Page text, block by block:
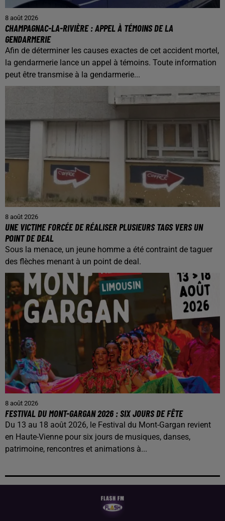
8 août 2026
CHAMPAGNAC-LA-RIVIÈRE : APPEL À TÉMOINS DE LA
GENDARMERIE
Afin de déterminer les causes exactes de cet accident mortel,
la gendarmerie lance un appel à témoins. Toute information
peut être transmise à la gendarmerie...
8 août 2026
UNE VICTIME FORCÉE DE RÉALISER PLUSIEURS TAGS VERS UN
POINT DE DEAL
Sous la menace, un jeune homme a été contraint de taguer
des flèches menant à un point de deal.
8 août 2026
FESTIVAL DU MONT-GARGAN 2026 : SIX JOURS DE FÊTE
Du 13 au 18 août 2026, le Festival du Mont-Gargan revient
en Haute-Vienne pour six jours de musiques, danses,
patrimoine, rencontres et animations à...